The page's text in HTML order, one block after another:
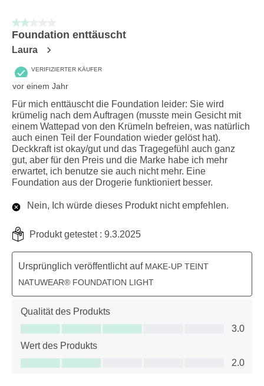
2 von 5 Sternen.
Foundation enttäuscht
Laura
VERIFIZIERTER KÄUFER
vor einem Jahr
Für mich enttäuscht die Foundation leider: Sie wird
krümelig nach dem Auftragen (musste mein Gesicht mit
einem Wattepad von den Krümeln befreien, was natürlich
auch einen Teil der Foundation wieder gelöst hat).
Deckkraft ist okay/gut und das Tragegefühl auch ganz
gut, aber für den Preis und die Marke habe ich mehr
erwartet, ich benutze sie auch nicht mehr. Eine
Foundation aus der Drogerie funktioniert besser.
Nein, Ich würde dieses Produkt nicht empfehlen.
Produkt getestet : 9.3.2025
Ursprünglich veröffentlicht auf MAKE-UP TEINT
NATUWEAR® FOUNDATION LIGHT
Qualität des Produkts
Qualität des Produkts, 3.0 von 5
3.0
Wert des Produkts
Wert des Produkts, 2.0 von 5
2.0